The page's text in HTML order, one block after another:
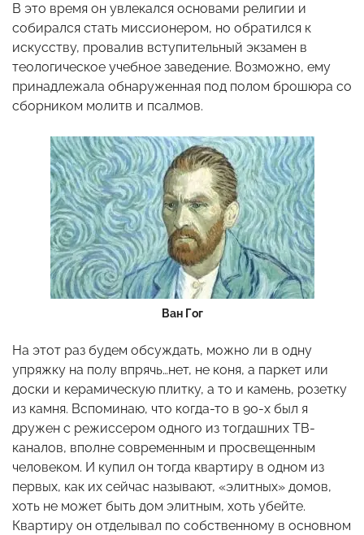
В это время он увлекался основами религии и
собирался стать миссионером, но обратился к
искусству, провалив вступительный экзамен в
теологическое учебное заведение. Возможно, ему
принадлежала обнаруженная под полом брошюра со
сборником молитв и псалмов.
Ван Гог
На этот раз будем обсуждать, можно ли в одну
упряжку на полу впрячь…нет, не коня, а паркет или
доски и керамическую плитку, а то и камень, розетку
из камня. Вспоминаю, что когда-то в 90-х был я
дружен с режиссером одного из тогдашних ТВ-
каналов, вполне современным и просвещенным
человеком. И купил он тогда квартиру в одном из
первых, как их сейчас называют, «элитных» домов,
хоть не может быть дом элитным, хоть убейте.
Квартиру он отделывал по собственному в основном